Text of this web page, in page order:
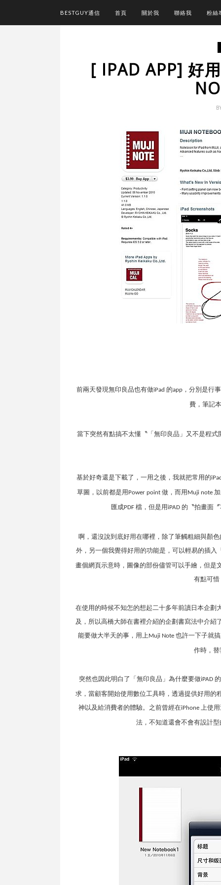
BESTGUY通信 首頁 關於我 聯絡我 粉絲
[ IPAD APP] 好
前兩天發現無印良品也有做iPad 的app，分別是行
費，筆記
當下突然有點搞不太懂〝「無印良品」又不是程
基於好奇還是下載了，一用之後，我就把常用的
草圖，以前都是用Power point 做，而用Muji note
匯成PDF 檔，但是用iPAD 的〝拍畫面
啊，還沒說到底好用在哪裡，除了筆觸粗細與顏
外，另一個我覺得好用的功能是，可以輕易的插入
畫個網頁示意時，圖像的部份儘管可以手繪，但
有點可
在使用的時候不知怎的想起二十多年前讀日本企
及，所以高橋大師在書裡介紹的企劃書寫法中介
能要做大半天的事，用上Muji Note 也許一下子就
作時，
突然也因此明白了「無印良品」為什麼要做iPAD 的
求，當顧客開始使用數位工具時，透過提供好用
神以及給消費者的體驗。之前曾經在iPhone 上使
法，不知道還會不會有設計